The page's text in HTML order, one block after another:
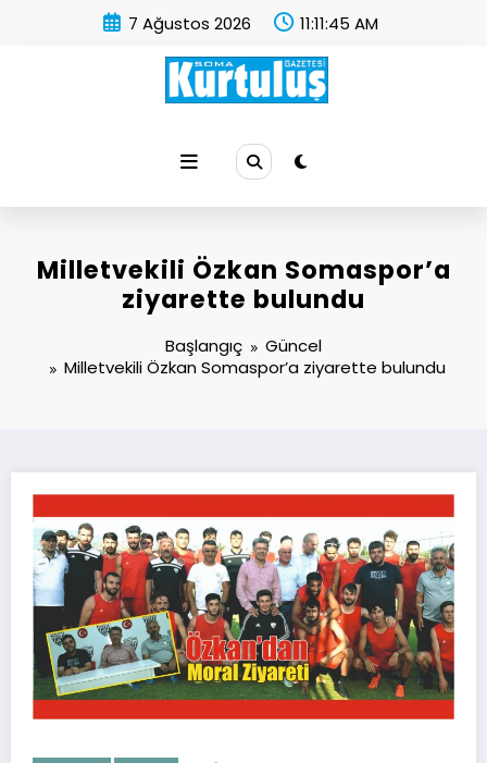
7 Ağustos 2026 11:11:46 AM
Milletvekili Özkan Somaspor’a
ziyarette bulundu
Başlangıç
Güncel
Milletvekili Özkan Somaspor’a ziyarette bulundu